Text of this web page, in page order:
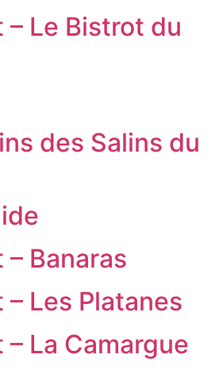
– Le Bistrot du
des Salins du
Banaras
Les Platanes
La Camargue